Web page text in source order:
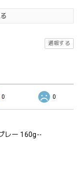
通報する
0 0
レー 160g--